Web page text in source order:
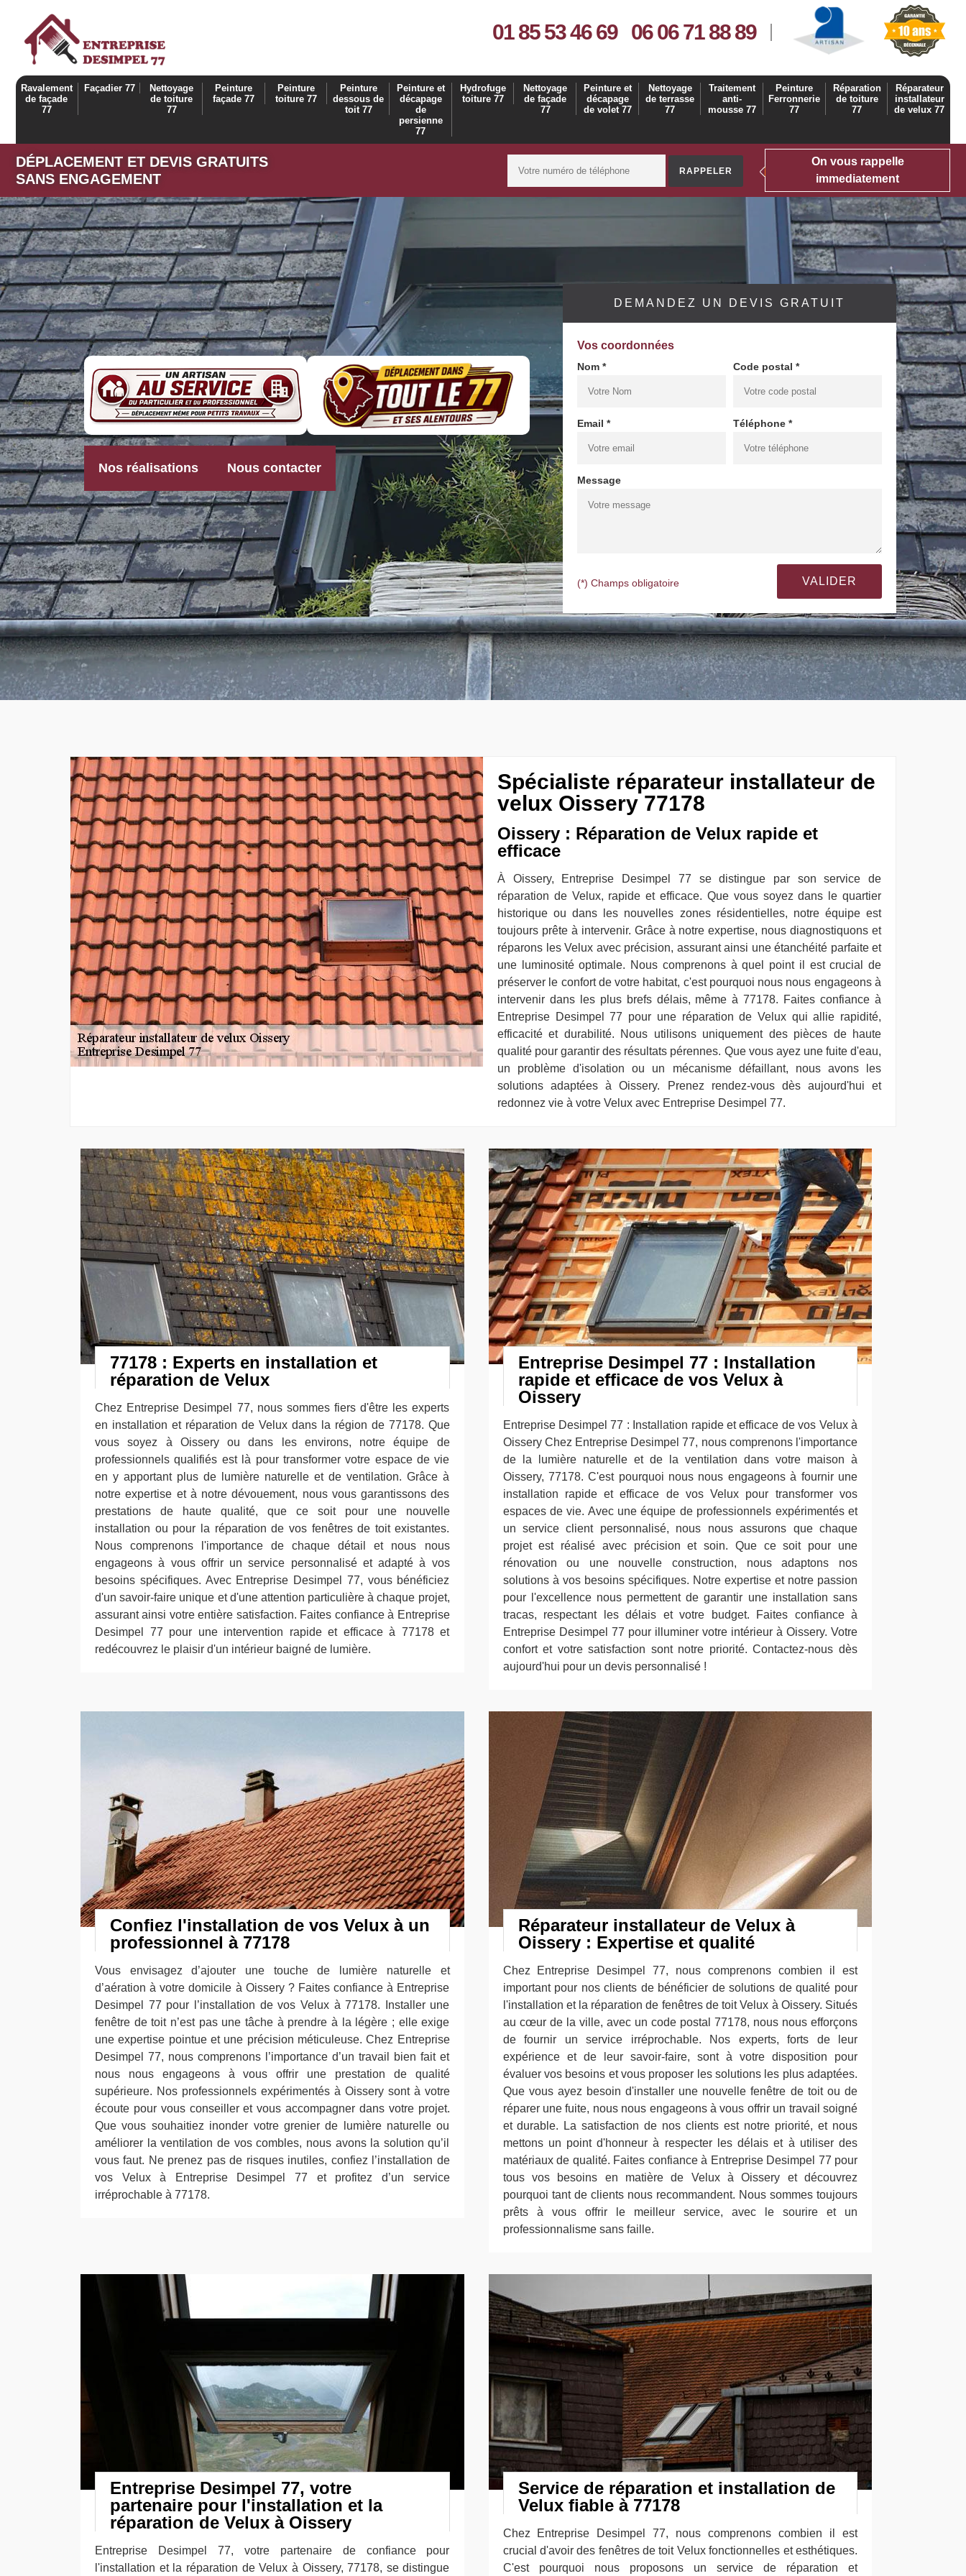
01 85 53 46 69 06 06 71 88 89
Ravalement
de façade
77
Façadier 77
Nettoyage
de toiture
77
Peinture
façade 77
Peinture
toiture 77
Peinture
dessous de
toit 77
Peinture et
décapage
de
persienne
77
Hydrofuge
toiture 77
Nettoyage
de façade
77
Peinture et
décapage
de volet 77
Nettoyage
de terrasse
77
Traitement
anti-
mousse 77
Peinture
Ferronnerie
77
Réparation
de toiture
77
Réparateur
installateur
de velux 77
DÉPLACEMENT ET DEVIS GRATUITS
SANS ENGAGEMENT
On vous rappelle
immediatement
Nos réalisations Nous contacter
DEMANDEZ UN DEVIS GRATUIT
Vos coordonnées
Nom * Code postal *
Email * Téléphone *
Message
(*) Champs obligatoire
Spécialiste réparateur installateur de
velux Oissery 77178
Oissery : Réparation de Velux rapide et
efficace
À Oissery, Entreprise Desimpel 77 se distingue par son service de
réparation de Velux, rapide et efficace. Que vous soyez dans le quartier
historique ou dans les nouvelles zones résidentielles, notre équipe est
toujours prête à intervenir. Grâce à notre expertise, nous diagnostiquons et
réparons les Velux avec précision, assurant ainsi une étanchéité parfaite et
une luminosité optimale. Nous comprenons à quel point il est crucial de
préserver le confort de votre habitat, c'est pourquoi nous nous engageons à
intervenir dans les plus brefs délais, même à 77178. Faites confiance à
Entreprise Desimpel 77 pour une réparation de Velux qui allie rapidité,
efficacité et durabilité. Nous utilisons uniquement des pièces de haute
qualité pour garantir des résultats pérennes. Que vous ayez une fuite d'eau,
un problème d'isolation ou un mécanisme défaillant, nous avons les
solutions adaptées à Oissery. Prenez rendez-vous dès aujourd'hui et
redonnez vie à votre Velux avec Entreprise Desimpel 77.
77178 : Experts en installation et
réparation de Velux
Chez Entreprise Desimpel 77, nous sommes fiers d'être les experts
en installation et réparation de Velux dans la région de 77178. Que
vous soyez à Oissery ou dans les environs, notre équipe de
professionnels qualifiés est là pour transformer votre espace de vie
en y apportant plus de lumière naturelle et de ventilation. Grâce à
notre expertise et à notre dévouement, nous vous garantissons des
prestations de haute qualité, que ce soit pour une nouvelle
installation ou pour la réparation de vos fenêtres de toit existantes.
Nous comprenons l'importance de chaque détail et nous nous
engageons à vous offrir un service personnalisé et adapté à vos
besoins spécifiques. Avec Entreprise Desimpel 77, vous bénéficiez
d'un savoir-faire unique et d'une attention particulière à chaque projet,
assurant ainsi votre entière satisfaction. Faites confiance à Entreprise
Desimpel 77 pour une intervention rapide et efficace à 77178 et
redécouvrez le plaisir d'un intérieur baigné de lumière.
Entreprise Desimpel 77 : Installation
rapide et efficace de vos Velux à
Oissery
Entreprise Desimpel 77 : Installation rapide et efficace de vos Velux à
Oissery Chez Entreprise Desimpel 77, nous comprenons l'importance
de la lumière naturelle et de la ventilation dans votre maison à
Oissery, 77178. C'est pourquoi nous nous engageons à fournir une
installation rapide et efficace de vos Velux pour transformer vos
espaces de vie. Avec une équipe de professionnels expérimentés et
un service client personnalisé, nous nous assurons que chaque
projet est réalisé avec précision et soin. Que ce soit pour une
rénovation ou une nouvelle construction, nous adaptons nos
solutions à vos besoins spécifiques. Notre expertise et notre passion
pour l'excellence nous permettent de garantir une installation sans
tracas, respectant les délais et votre budget. Faites confiance à
Entreprise Desimpel 77 pour illuminer votre intérieur à Oissery. Votre
confort et votre satisfaction sont notre priorité. Contactez-nous dès
aujourd'hui pour un devis personnalisé !
Confiez l'installation de vos Velux à un
professionnel à 77178
Vous envisagez d’ajouter une touche de lumière naturelle et
d’aération à votre domicile à Oissery ? Faites confiance à Entreprise
Desimpel 77 pour l’installation de vos Velux à 77178. Installer une
fenêtre de toit n’est pas une tâche à prendre à la légère ; elle exige
une expertise pointue et une précision méticuleuse. Chez Entreprise
Desimpel 77, nous comprenons l’importance d’un travail bien fait et
nous nous engageons à vous offrir une prestation de qualité
supérieure. Nos professionnels expérimentés à Oissery sont à votre
écoute pour vous conseiller et vous accompagner dans votre projet.
Que vous souhaitiez inonder votre grenier de lumière naturelle ou
améliorer la ventilation de vos combles, nous avons la solution qu’il
vous faut. Ne prenez pas de risques inutiles, confiez l’installation de
vos Velux à Entreprise Desimpel 77 et profitez d’un service
irréprochable à 77178.
Réparateur installateur de Velux à
Oissery : Expertise et qualité
Chez Entreprise Desimpel 77, nous comprenons combien il est
important pour nos clients de bénéficier de solutions de qualité pour
l'installation et la réparation de fenêtres de toit Velux à Oissery. Situés
au cœur de la ville, avec un code postal 77178, nous nous efforçons
de fournir un service irréprochable. Nos experts, forts de leur
expérience et de leur savoir-faire, sont à votre disposition pour
évaluer vos besoins et vous proposer les solutions les plus adaptées.
Que vous ayez besoin d'installer une nouvelle fenêtre de toit ou de
réparer une fuite, nous nous engageons à vous offrir un travail soigné
et durable. La satisfaction de nos clients est notre priorité, et nous
mettons un point d'honneur à respecter les délais et à utiliser des
matériaux de qualité. Faites confiance à Entreprise Desimpel 77 pour
tous vos besoins en matière de Velux à Oissery et découvrez
pourquoi tant de clients nous recommandent. Nous sommes toujours
prêts à vous offrir le meilleur service, avec le sourire et un
professionnalisme sans faille.
Entreprise Desimpel 77, votre
partenaire pour l'installation et la
réparation de Velux à Oissery
Entreprise Desimpel 77, votre partenaire de confiance pour
l'installation et la réparation de Velux à Oissery, 77178, se distingue
Service de réparation et installation de
Velux fiable à 77178
Chez Entreprise Desimpel 77, nous comprenons combien il est
crucial d'avoir des fenêtres de toit Velux fonctionnelles et esthétiques.
C'est pourquoi nous proposons un service de réparation et